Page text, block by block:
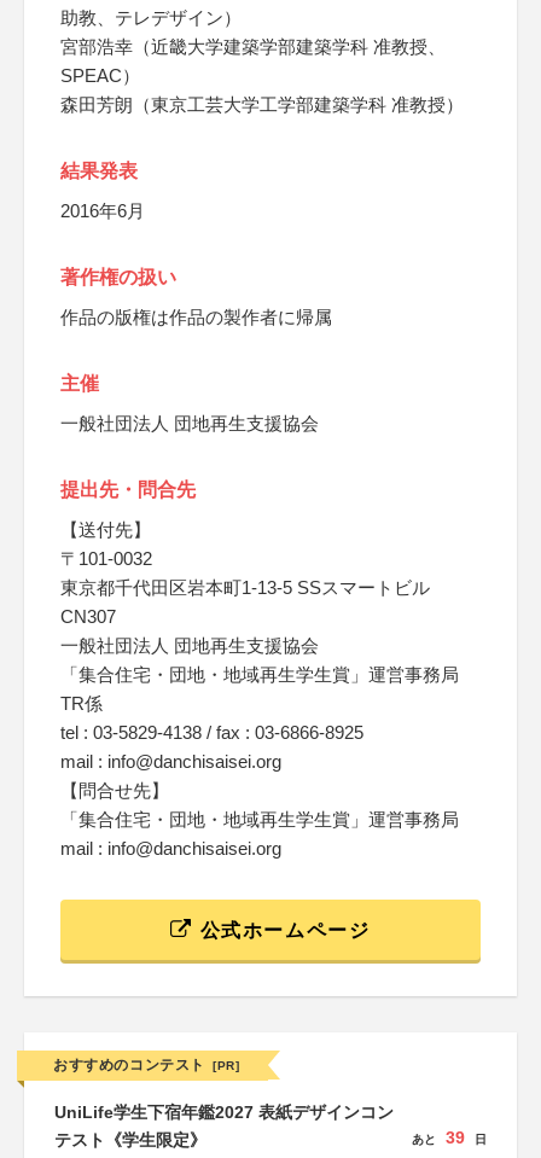
助教、テレデザイン）
宮部浩幸（近畿大学建築学部建築学科 准教授、
SPEAC）
森田芳朗（東京工芸大学工学部建築学科 准教授）
結果発表
2016年6月
著作権の扱い
作品の版権は作品の製作者に帰属
主催
一般社団法人 団地再生支援協会
提出先・問合先
【送付先】
〒101-0032
東京都千代田区岩本町1-13-5 SSスマートビル
CN307
一般社団法人 団地再生支援協会
「集合住宅・団地・地域再生学生賞」運営事務局
TR係
tel : 03-5829-4138 / fax : 03-6866-8925
mail : info@danchisaisei.org
【問合せ先】
「集合住宅・団地・地域再生学生賞」運営事務局
mail : info@danchisaisei.org
公式ホームページ
おすすめのコンテスト [PR]
UniLife学生下宿年鑑2027 表紙デザインコン
テスト《学生限定》
あと 39 日